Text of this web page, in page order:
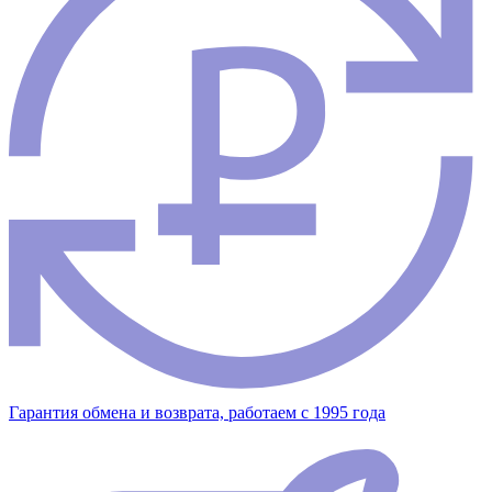
Гарантия обмена и возврата, работаем с 1995 года